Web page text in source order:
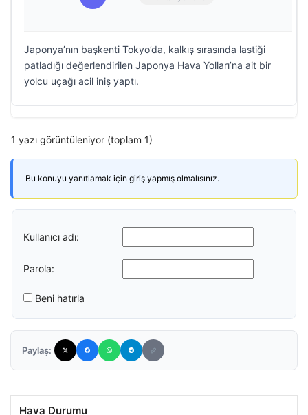
Japonya’nın başkenti Tokyo’da, kalkış sırasında lastiği
patladığı değerlendirilen Japonya Hava Yolları’na ait bir
yolcu uçağı acil iniş yaptı.
1 yazı görüntüleniyor (toplam 1)
Bu konuyu yanıtlamak için giriş yapmış olmalısınız.
Kullanıcı adı:
Parola:
Beni hatırla
Paylaş:
Hava Durumu